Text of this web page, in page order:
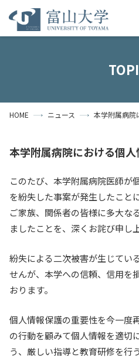
資料請求
寄附
受験生の方 地域・
卒業生の方 在学生
大学
入試
研究・産
HOME ニュース 本学附属病院
本学附属病院における個
このたび、本学附属病院医師が
を紛失した事案が発生したこと
ご家族、関係者の皆様に多大な
ましたことを、深くお詫び申し
紛失による二次被害が生じてい
せんが、本学への信頼、信用を
おります。
個人情報保護の重要性を今一度
の行動を顧みて個人情報を適切
う、厳しい指導と教育研修を行